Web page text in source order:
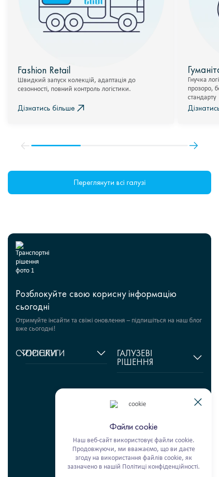
Fashion Retail
Швидкий запуск колекцій, адаптація до
сезонності, повний контроль логістики.
Дізнатись більше
Гнучка
прозоро,
стандарту
Переглянути всі галузі
Розблокуйте свою корисну інформацію
сьогодні
Отримуйте інсайти та свіжі оновлення – підпишіться на наш блог
вже сьогодні!
СТОРІНКИ
Головна
ПОСЛУГИ
Управління
Складська логістика
ГАЛУЗЕВІ
РІШЕННЯ
Fashion Retail
info@ekol.com.ua
Файли cookie
Наш веб-сайт використовує файли cookie.
Продовжуючи, ми вважаємо, що ви даєте
згоду на використання файлів cookie, як
зазначено в нашій Політиці конфіденційності.